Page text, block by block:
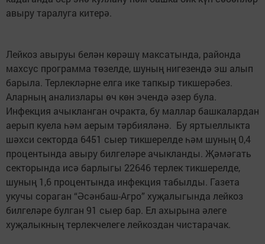
авыру таралуга китерә.
Лейкоз авыруы белән көрәшү максатында, районда
махсус программа төзелде, шуның нигезендә эш алып
барыла. Терлекләрне елга ике тапкыр тикшерәбез.
Аларның анализлары өч көн эчендә әзер була.
Инфекция ачыкланган очракта, бу маллар башкалардан
аерып куела һәм аерым тәрбияләнә. Бу яртыеллыкта
шәхси секторда 6451 сыер тикшерелде һәм шуның 0,4
процентында авыру билгеләре ачыкланды. Җәмәгать
секторында исә барлыгы 22646 терлек тикшерелде,
шуның 1,6 процентында инфекция табылды. Газета
укучы сораган “Әсәнбаш-Агро” хуҗалыгында лейкоз
билгеләре булган 91 сыер бар. Ел ахырына әлеге
хуҗалыкның терлекчелеге лейкоздан чистарачак.